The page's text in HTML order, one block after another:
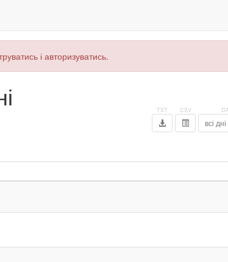
і авторизуватись.
всі дні